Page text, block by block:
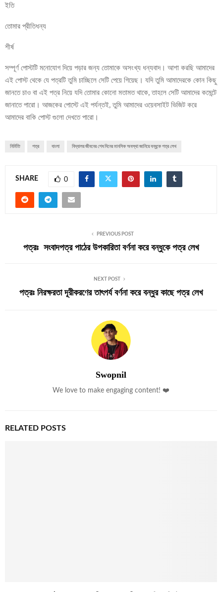
ইতি
তোমার প্রীতিধন্য
শীর্ষ
সম্পূর্ণ পোস্টটি মনোযোগ দিয়ে পড়ার জন্য তোমাকে অসংখ্য ধন্যবাদ। আশা করছি আমাদের
এই পোস্ট থেকে যে পত্রটি তুমি চাচ্ছিলে সেটি পেয়ে গিয়েছ। যদি তুমি আমাদেরকে কোন কিছু
জানতে চাও বা এই পত্র নিয়ে যদি তোমার কোনো মতামত থাকে, তাহলে সেটি আমাদের কমেন্টে
জানাতে পারো। আজকের পোস্টে এই পর্যন্তই, তুমি আমাদের ওয়েবসাইট ভিজিট করে
আমাদের বাকি পোস্ট গুলো দেখতে পারো।
নির্মিতি পত্র বাংলা বিদ্যালয় জীবনের শেষ দিনের মানসিক অবস্থা জানিয়ে বন্ধুকে পত্র লেখ
SHARE 0
PREVIOUS POST
পত্রঃ সংবাদপত্র পাঠের উপকারিতা বর্ণনা করে বন্ধুকে পত্র লেখ
NEXT POST
পত্রঃ নিরক্ষরতা দূরীকরণের তাৎপর্য বর্ণনা করে বন্ধুর কাছে পত্র লেখ
Swopnil
We love to make engaging content! ❤️
RELATED POSTS